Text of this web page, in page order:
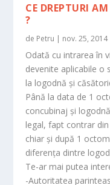
CE DREPTURI
?
de Petru | nov. 25, 2014
Odată cu intrarea în
devenite aplicabile o
la logodnă și
Până la data de 1
concubinaj și
legal, fapt contrar
chiar și după 1
diferența dintre
Te-ar mai putea
-Autoritatea